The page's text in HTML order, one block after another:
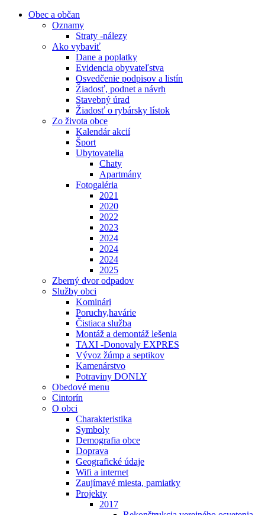
Obec a občan
Oznamy
Straty -nálezy
Ako vybaviť
Dane a poplatky
Evidencia obyvateľstva
Osvedčenie podpisov a listín
Žiadosť, podnet a návrh
Stavebný úrad
Žiadosť o rybársky lístok
Zo života obce
Kalendár akcií
Šport
Ubytovatelia
Chaty
Apartmány
Fotogaléria
2021
2020
2022
2023
2024
2024
2024
2025
Zberný dvor odpadov
Služby obci
Kominári
Poruchy,havárie
Čistiaca služba
Montáž a demontáž lešenia
TAXI -Donovaly EXPRES
Vývoz žúmp a septikov
Kamenárstvo
Potraviny DONLY
Obedové menu
Cintorín
O obci
Charakteristika
Symboly
Demografia obce
Doprava
Geografické údaje
Wifi a internet
Zaujímavé miesta, pamiatky
Projekty
2017